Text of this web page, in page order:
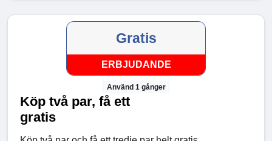
Gratis
ERBJUDANDE
Använd 1 gånger
Köp två par, få ett
gratis